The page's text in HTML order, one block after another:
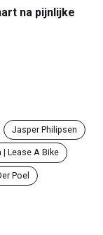
na pijnlijke
Jasper Philipsen
| Lease A Bike
Poel